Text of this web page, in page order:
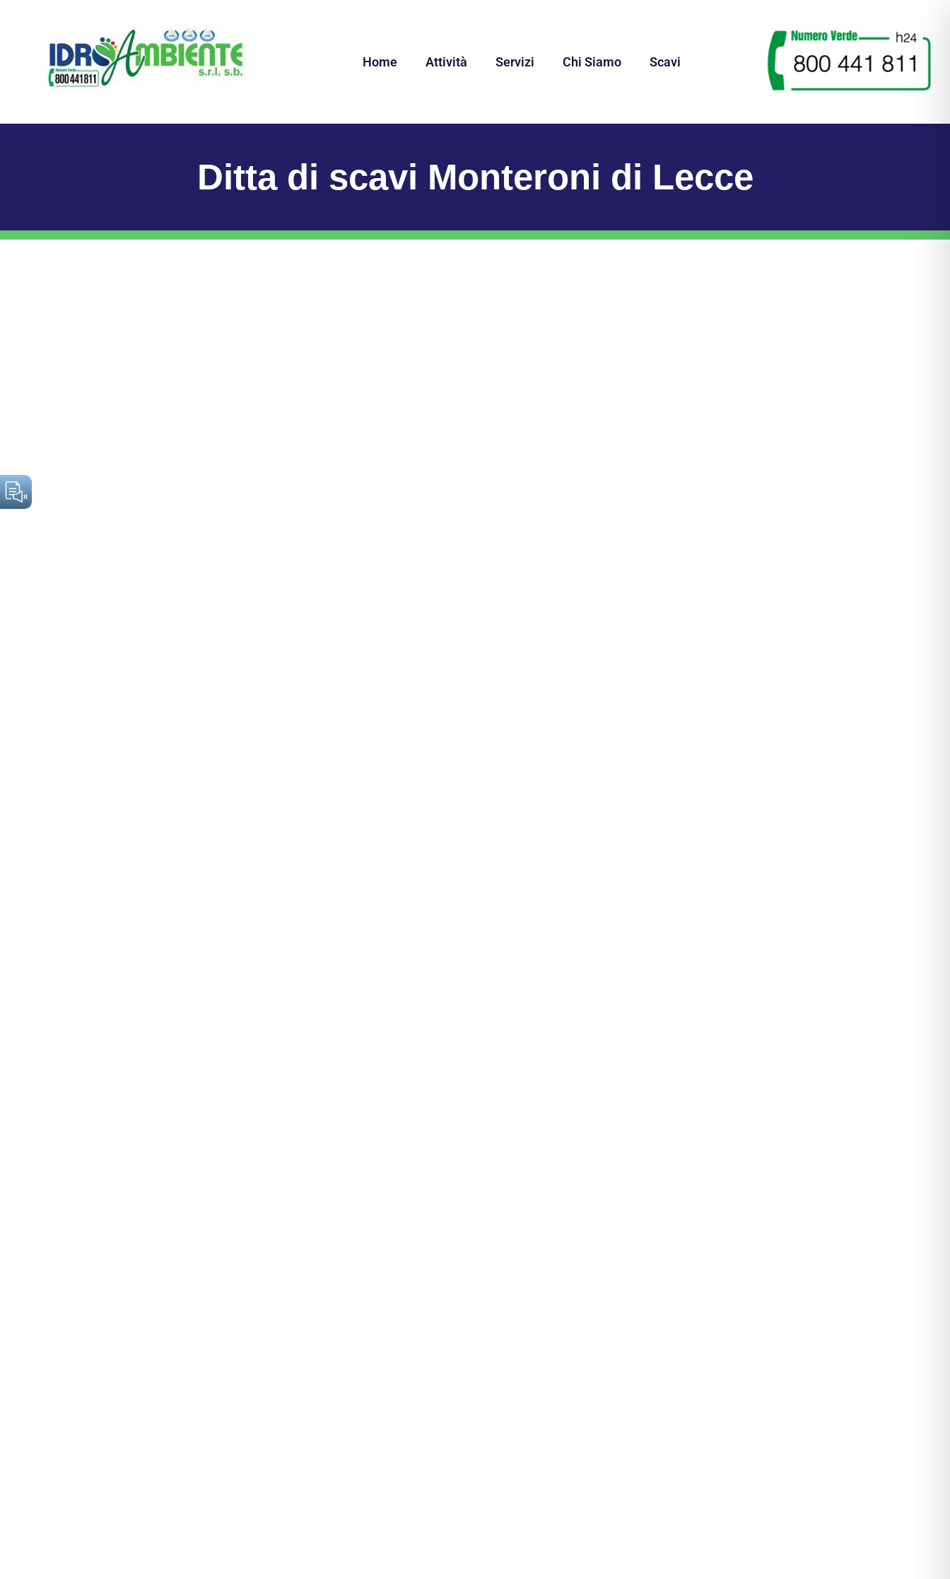
Home Attività Servizi Chi Siamo Scavi
Ditta di scavi Monteroni di Lecce